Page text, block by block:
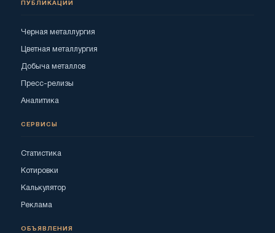
ПУБЛИКАЦИИ
Черная металлургия
Цветная металлургия
Добыча металлов
Пресс-релизы
Аналитика
СЕРВИСЫ
Статистика
Котировки
Калькулятор
Реклама
ОБЪЯВЛЕНИЯ